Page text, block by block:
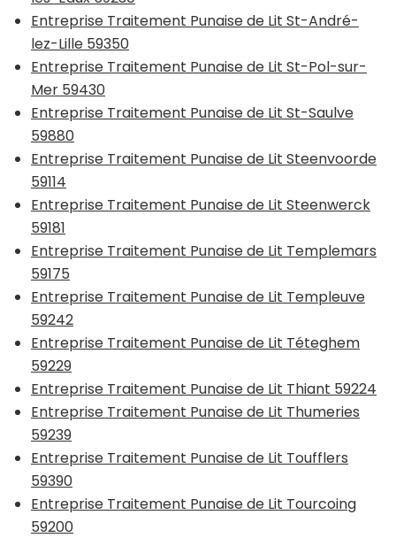
Entreprise Traitement Punaise de Lit St-André-
lez-Lille 59350
Entreprise Traitement Punaise de Lit St-Pol-sur-
Mer 59430
Entreprise Traitement Punaise de Lit St-Saulve
59880
Entreprise Traitement Punaise de Lit Steenvoorde
59114
Entreprise Traitement Punaise de Lit Steenwerck
59181
Entreprise Traitement Punaise de Lit Templemars
59175
Entreprise Traitement Punaise de Lit Templeuve
59242
Entreprise Traitement Punaise de Lit Téteghem
59229
Entreprise Traitement Punaise de Lit Thiant 59224
Entreprise Traitement Punaise de Lit Thumeries
59239
Entreprise Traitement Punaise de Lit Toufflers
59390
Entreprise Traitement Punaise de Lit Tourcoing
59200